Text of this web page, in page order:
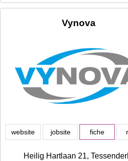
Vynova
website jobsite fiche
Heilig Hartlaan 21,